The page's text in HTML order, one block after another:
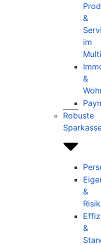
&
im
&
Robuste
&
&